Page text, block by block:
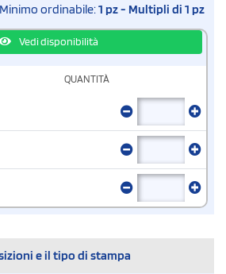
Minimo ordinabile:1 pz - Multipli di 1 pz
Vedi disponibilità
QUANTITÀ
e il tipo di stampa